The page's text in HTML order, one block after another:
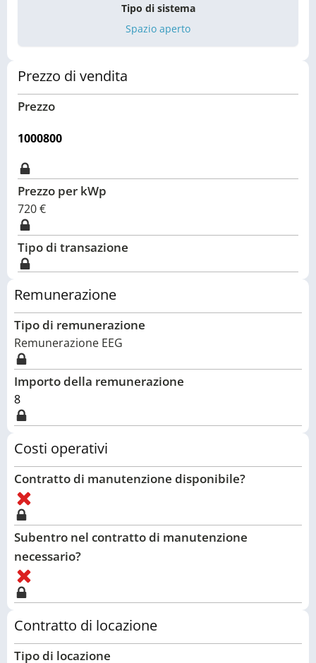
Tipo di sistema
Spazio aperto
Prezzo di vendita
Prezzo
1000800
Prezzo per kWp
720€
Tipo di transazione
Remunerazione
Tipo di remunerazione
Remunerazione EEG
Importo della remunerazione
8
Costi operativi
Contratto di manutenzione disponibile?
Subentro nel contratto di manutenzione
necessario?
Contratto di locazione
Tipo di locazione